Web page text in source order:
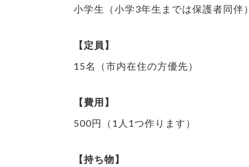
小学生（小学3年生までは保護者同伴）
【定員】
15名（市内在住の方優先）
【費用】
500円（1人1つ作ります）
【持ち物】